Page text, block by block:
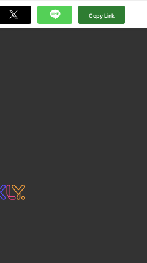
Copy Link